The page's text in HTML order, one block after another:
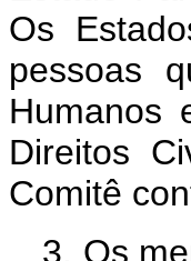
Os
pessoas
Humanos
Direitos
Comitê
3. Os